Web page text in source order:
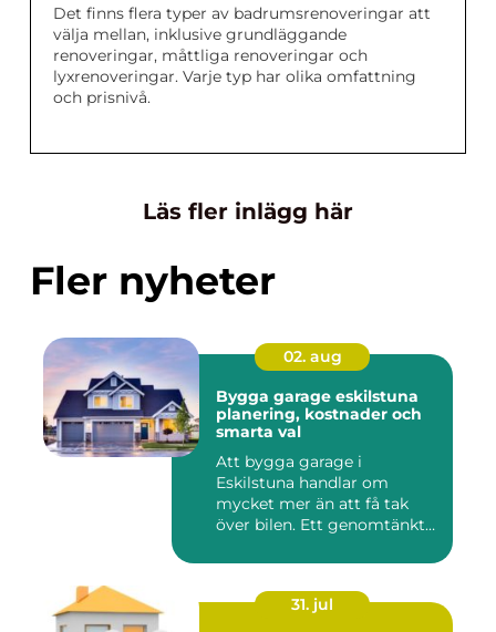
Det finns flera typer av badrumsrenoveringar att
välja mellan, inklusive grundläggande
renoveringar, måttliga renoveringar och
lyxrenoveringar. Varje typ har olika omfattning
och prisnivå.
Läs fler inlägg här
Fler nyheter
02. aug
Bygga garage eskilstuna
planering, kostnader och
smarta val
Att bygga garage i
Eskilstuna handlar om
mycket mer än att få tak
över bilen. Ett genomtänkt
31. jul